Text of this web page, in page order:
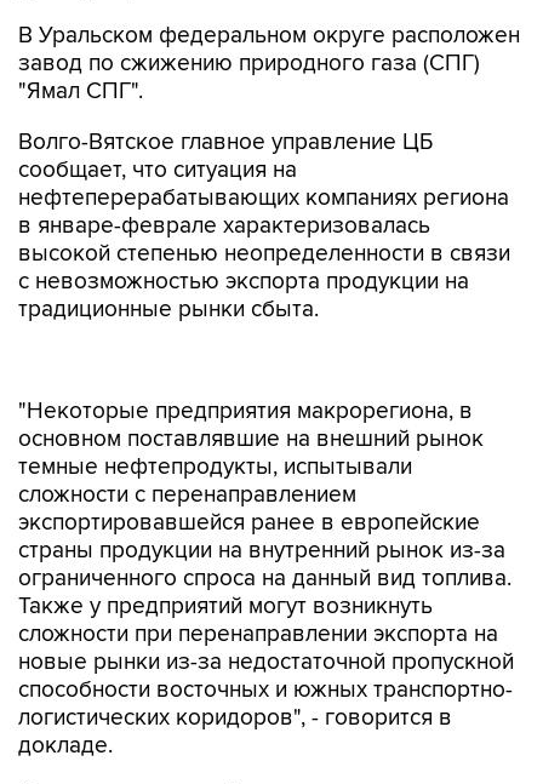
В Уральском федеральном округе расположен
завод по сжижению природного газа (СПГ)
"Ямал СПГ".
Волго-Вятское главное управление ЦБ
сообщает, что ситуация на
нефтеперерабатывающих компаниях региона
в январе-феврале характеризовалась
высокой степенью неопределенности в связи
с невозможностью экспорта продукции на
традиционные рынки сбыта.
темные нефтепродукты, испытывали
сложности с перенаправлением
экспортировавшейся ранее в европейские
страны продукции на внутренний рынок из-за
ограниченного спроса на данный вид топлива.
Также у предприятий могут возникнуть
сложности при перенаправлении экспорта на
новые рынки из-за недостаточной пропускной
способности восточных и южных транспортно-
логистических коридоров", - говорится в
докладе.
"В условиях сложной ситуации на внешних